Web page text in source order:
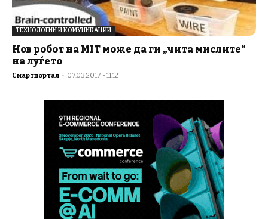
ТЕХНОЛОГИИ И КОМУНИКАЦИИ
Нов робот на MIT може да ги „чита мислите“
на луѓето
Смартпортал - 07.03.2017 - 11:12